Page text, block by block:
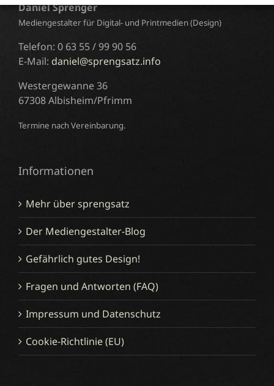
Daniel Sprenger
Mediengestalter für Digital- und Printmedien (Design)
Telefon: 0 63 55 / 99 90 56
E-Mail: daniel@sprengsatz.info
Westergewanne 36
67308 Albisheim/Pfrimm
Termine nach Vereinbarung.
Informationen
Mehr über sprengsatz
Der Mediengestalter-Blog
Gefährlich gutes Design!
Fragen und Antworten (FAQ)
Impressum und Datenschutz
Cookie-Richtlinie (EU)